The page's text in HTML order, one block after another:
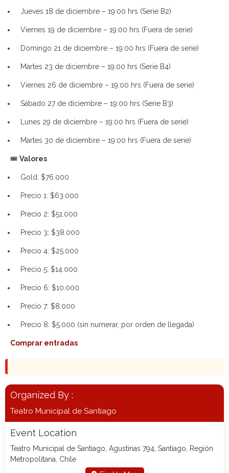
Jueves 18 de diciembre – 19:00 hrs (Serie B2)
Viernes 19 de diciembre – 19:00 hrs (Fuera de serie)
Domingo 21 de diciembre – 19:00 hrs (Fuera de serie)
Martes 23 de diciembre – 19:00 hrs (Serie B4)
Viernes 26 de diciembre – 19:00 hrs (Fuera de serie)
Sábado 27 de diciembre – 19:00 hrs (Serie B3)
Lunes 29 de diciembre – 19:00 hrs (Fuera de serie)
Martes 30 de diciembre – 19:00 hrs (Fuera de serie)
🎟️ Valores
Gold: $76.000
Precio 1: $63.000
Precio 2: $51.000
Precio 3: $38.000
Precio 4: $25.000
Precio 5: $14.000
Precio 6: $10.000
Precio 7: $8.000
Precio 8: $5.000 (sin numerar, por orden de llegada)
Comprar entradas
Organized By :
Teatro Municipal de Santiago
Event Location
Teatro Municipal de Santiago, Agustinas 794, Santiago, Región
Metropolitana, Chile